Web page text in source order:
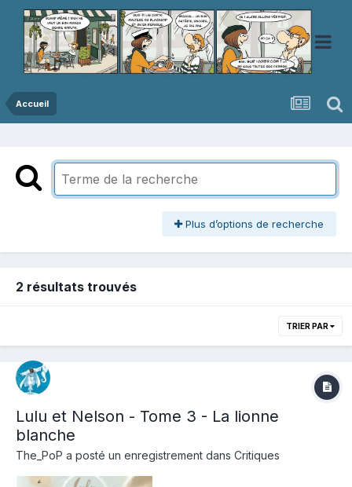
Accueil
Plus d’options de recherche
2 résultats trouvés
TRIER PAR
Lulu et Nelson - Tome 3 - La lionne
blanche
The_PoP a posté un enregistrement dans Critiques